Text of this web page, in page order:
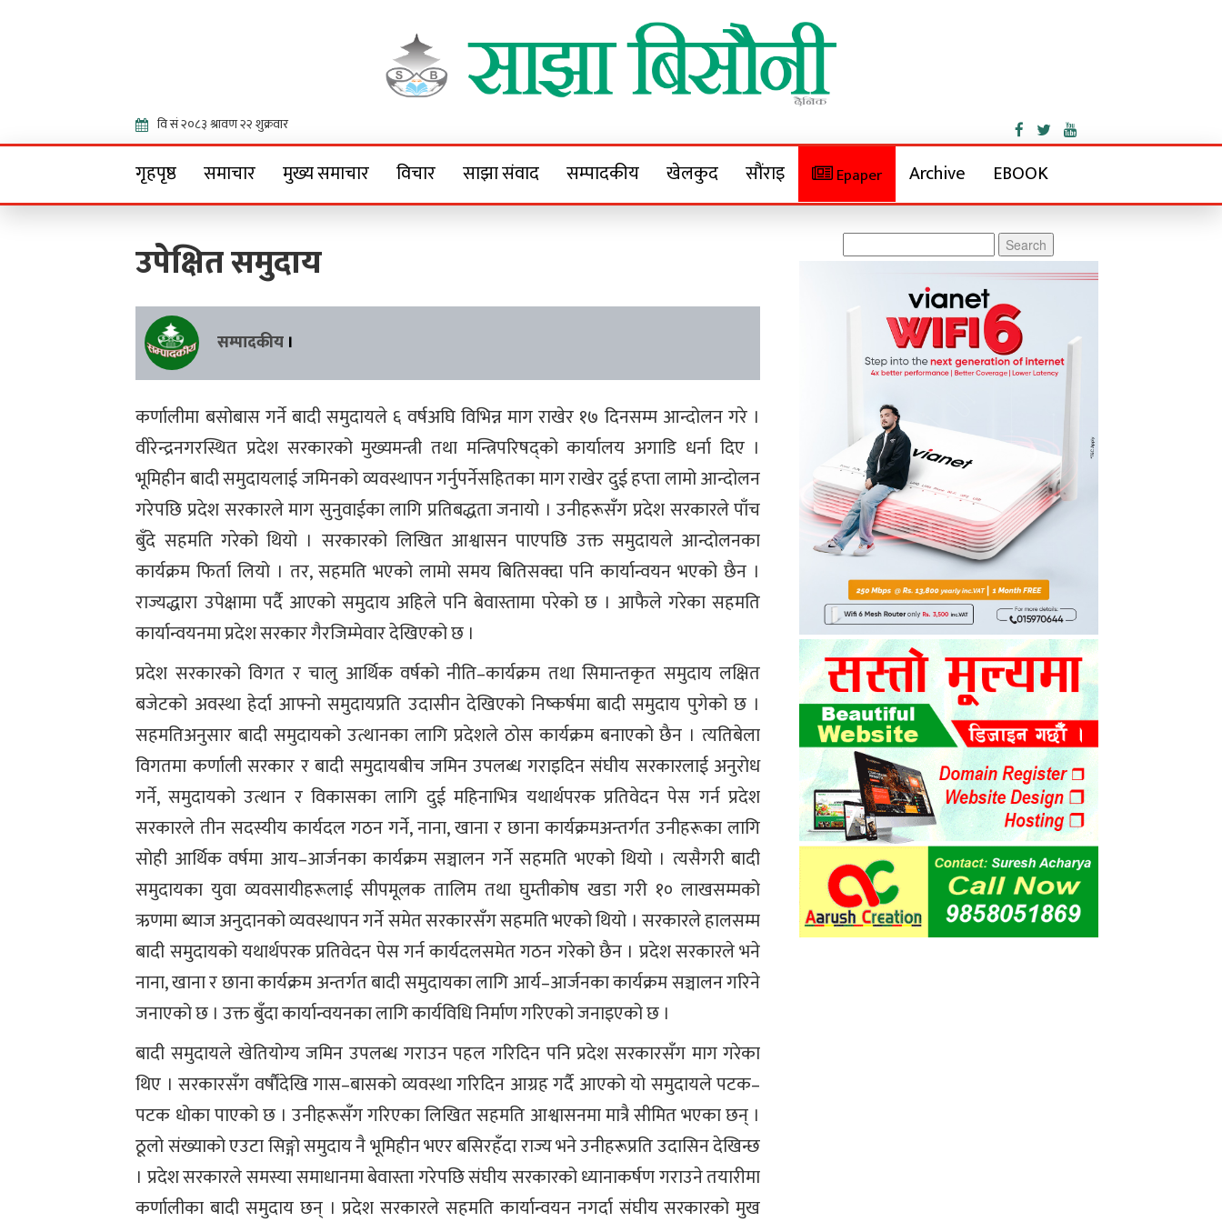
Sajha Bisaunee
गृहपृष्ठ समाचार मुख्य समाचार विचार साझा संवाद सम्पादकीय खेलकुद सौंराइ Epaper Archive EBOOK
उपेक्षित समुदाय
सम्पादकीय ।
कर्णालीमा बसोबास गर्ने बादी समुदायले ६ वर्षअघि विभिन्न माग राखेर १७ दिनसम्म आन्दोलन गरे ।
वीरेन्द्रनगरस्थित प्रदेश सरकारको मुख्यमन्त्री तथा मन्त्रिपरिषद्को कार्यालय अगाडि धर्ना दिए ।
भूमिहीन बादी समुदायलाई जमिनको व्यवस्थापन गर्नुपर्नेसहितका माग राखेर दुई हप्ता लामो आन्दोलन
गरेपछि प्रदेश सरकारले माग सुनुवाईका लागि प्रतिबद्धता जनायो । उनीहरूसँग प्रदेश सरकारले पाँच
बुँदे सहमति गरेको थियो । सरकारको लिखित आश्वासन पाएपछि उक्त समुदायले आन्दोलनका
कार्यक्रम फिर्ता लियो । तर, सहमति भएको लामो समय बितिसक्दा पनि कार्यान्वयन भएको छैन ।
राज्यद्धारा उपेक्षामा पर्दै आएको समुदाय अहिले पनि बेवास्तामा परेको छ । आफैले गरेका सहमति
कार्यान्वयनमा प्रदेश सरकार गैरजिम्मेवार देखिएको छ ।
प्रदेश सरकारको विगत र चालु आर्थिक वर्षको नीति–कार्यक्रम तथा सिमान्तकृत समुदाय लक्षित
बजेटको अवस्था हेर्दा आफ्नो समुदायप्रति उदासीन देखिएको निष्कर्षमा बादी समुदाय पुगेको छ ।
सहमतिअनुसार बादी समुदायको उत्थानका लागि प्रदेशले ठोस कार्यक्रम बनाएको छैन । त्यतिबेला
विगतमा कर्णाली सरकार र बादी समुदायबीच जमिन उपलब्ध गराइदिन संघीय सरकारलाई अनुरोध
गर्ने, समुदायको उत्थान र विकासका लागि दुई महिनाभित्र यथार्थपरक प्रतिवेदन पेस गर्न प्रदेश
सरकारले तीन सदस्यीय कार्यदल गठन गर्ने, नाना, खाना र छाना कार्यक्रमअन्तर्गत उनीहरूका लागि
सोही आर्थिक वर्षमा आय–आर्जनका कार्यक्रम सञ्चालन गर्ने सहमति भएको थियो । त्यसैगरी बादी
समुदायका युवा व्यवसायीहरूलाई सीपमूलक तालिम तथा घुम्तीकोष खडा गरी १० लाखसम्मको
ऋणमा ब्याज अनुदानको व्यवस्थापन गर्ने समेत सरकारसँग सहमति भएको थियो । सरकारले हालसम्म
बादी समुदायको यथार्थपरक प्रतिवेदन पेस गर्न कार्यदलसमेत गठन गरेको छैन । प्रदेश सरकारले भने
नाना, खाना र छाना कार्यक्रम अन्तर्गत बादी समुदायका लागि आर्य–आर्जनका कार्यक्रम सञ्चालन गरिने
जनाएको छ । उक्त बुँदा कार्यान्वयनका लागि कार्यविधि निर्माण गरिएको जनाइएको छ ।
बादी समुदायले खेतियोग्य जमिन उपलब्ध गराउन पहल गरिदिन पनि प्रदेश सरकारसँग माग गरेका
थिए । सरकारसँग वर्षाैंदेखि गास–बासको व्यवस्था गरिदिन आग्रह गर्दै आएको यो समुदायले पटक–
पटक धोका पाएको छ । उनीहरूसँग गरिएका लिखित सहमति आश्वासनमा मात्रै सीमित भएका छन् ।
ठूलो संख्याको एउटा सिङ्गो समुदाय नै भूमिहीन भएर बसिरहँदा राज्य भने उनीहरूप्रति उदासिन देखिन्छ
। प्रदेश सरकारले समस्या समाधानमा बेवास्ता गरेपछि संघीय सरकारको ध्यानाकर्षण गराउने तयारीमा
कर्णालीका बादी समुदाय छन् । प्रदेश सरकारले सहमति कार्यान्वयन नगर्दा संघीय सरकारको मुख
for: